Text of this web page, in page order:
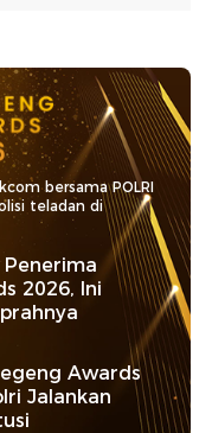
bersama POLRI
teladan di
Penerima
2026, Ini
Awards
Jalankan